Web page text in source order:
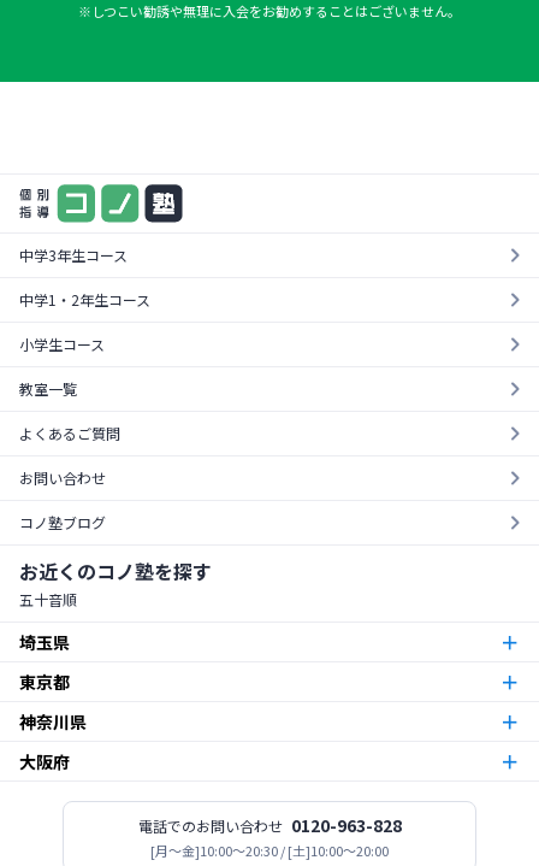
※しつこい勧誘や無理に入会をお勧めすることはございません。
まずは気軽に一度お試し
¥0
中学3年生コース
中学1・2年生コース
小学生コース
教室一覧
よくあるご質問
お問い合わせ
コノ塾ブログ
お近くのコノ塾を探す
五十音順
埼玉県
朝霞市
越谷市
志木校
東京都
東京23区
足立区
板橋区役所前校高島平校 ときわ台校蓮根校
神奈川県
厚木市
武蔵新城校
小田急相模原校古淵校相模原校二本松校
大阪府
今福鶴見校北田辺校関目校西田辺校平野東校都島校
電話でのお問い合わせ 0120-963-828
[月〜金]10:00～20:30 / [土]10:00～20:00